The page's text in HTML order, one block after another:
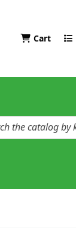
Cart